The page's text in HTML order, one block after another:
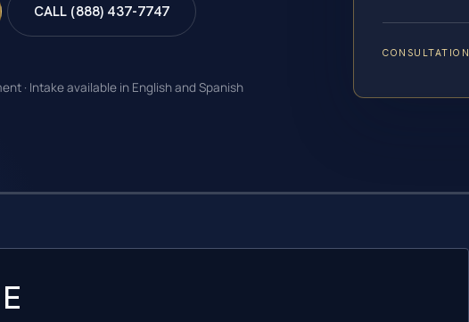
CALL (888) 437-7747
· Intake available in English and Spanish
CONSULTATION